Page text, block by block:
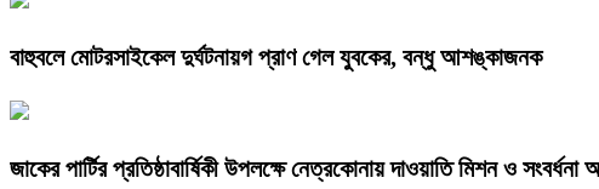
বাহুবলে মোটরসাইকেল দুর্ঘটনায়গ প্রাণ গেল যুবকের, বন্ধু আশঙ্কাজনক
জাকের পার্টির প্রতিষ্ঠাবার্ষিকী উপলক্ষে নেত্রকোনায় দাওয়াতি মিশন ও সংবর্ধনা